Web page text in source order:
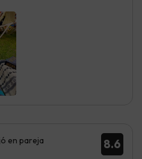
8.6
en pareja